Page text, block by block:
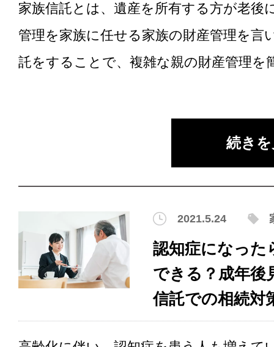
家族信託とは、遺産を所有する方が老後
管理を家族に任せる家族の財産管理を言
託をすることで、複雑な親の財産管理を
続き
2021.5.24
認知症になった
できる？成年後
信託での相続対